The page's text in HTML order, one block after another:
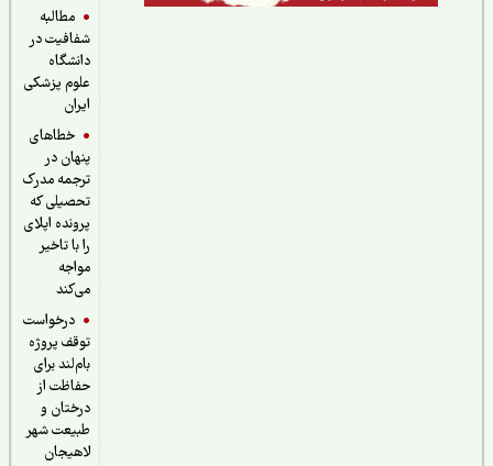
مطالبه
شفافیت در
دانشگاه
علوم پزشکی
خطاهای
پنهان در
ترجمه مدرک
تحصیلی که
پرونده اپلای
را با تاخیر
درخواست
توقف پروژه
بام‌لند برای
حفاظت از
درختان و
طبیعت شهر
لاهیجان